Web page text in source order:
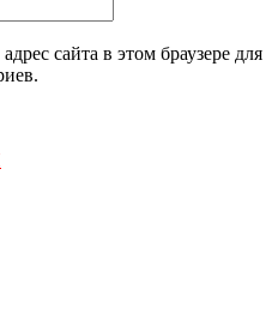
сайта в этом браузере для